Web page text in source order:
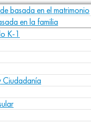
basada en el matrimonio
en la familia
K-1